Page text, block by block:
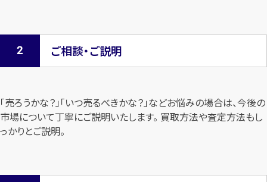
ご相談・ご説明
「売ろうかな？」「いつ売るべきかな？」などお悩みの場合は、今後の
市場について丁寧にご説明いたします。 買取方法や査定方法もし
っかりとご説明。